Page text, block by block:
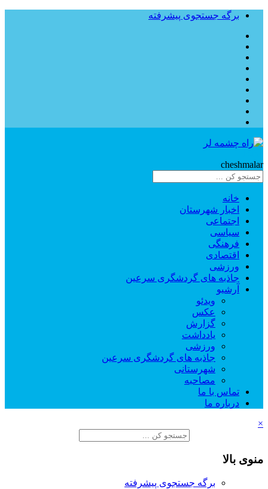
برگه جستجوی پیشرفته
cheshmalar
خانه
اخبار شهرستان
اجتماعی
سیاسی
فرهنگی
اقتصادی
ورزشی
جاذبه های گردشگری سرعین
آرشیو
ویدئو
عکس
گزارش
یادداشت
ورزشی
جاذبه های گردشگری سرعین
شهرستانی
مصاحبه
تماس با ما
درباره ما
×
منوی بالا
برگه جستجوی پیشرفته